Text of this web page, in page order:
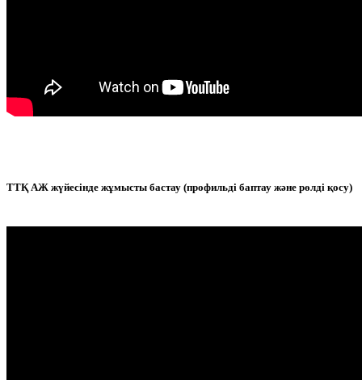
ТТҚ АЖ жүйесінде жұмысты бастау (профильді баптау және рөлді қосу)